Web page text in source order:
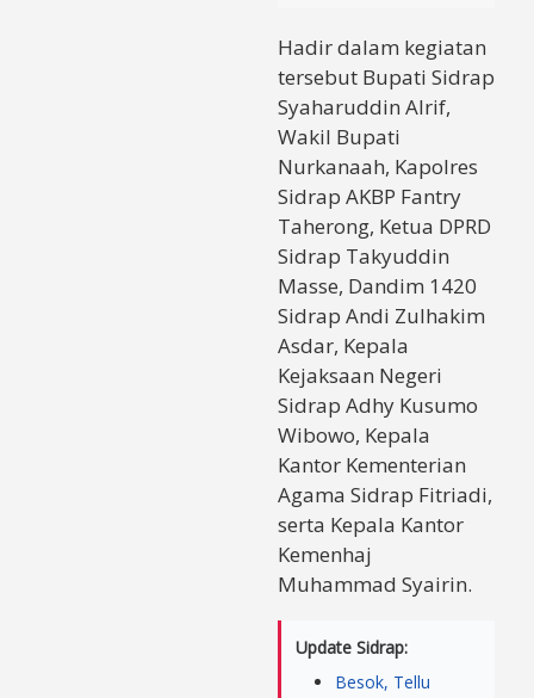
Hadir dalam kegiatan
tersebut Bupati Sidrap
Syaharuddin Alrif,
Wakil Bupati
Nurkanaah, Kapolres
Sidrap AKBP Fantry
Taherong, Ketua DPRD
Sidrap Takyuddin
Masse, Dandim 1420
Sidrap Andi Zulhakim
Asdar, Kepala
Kejaksaan Negeri
Sidrap Adhy Kusumo
Wibowo, Kepala
Kantor Kementerian
Agama Sidrap Fitriadi,
serta Kepala Kantor
Kemenhaj
Muhammad Syairin.
Update Sidrap:
Besok, Tellu